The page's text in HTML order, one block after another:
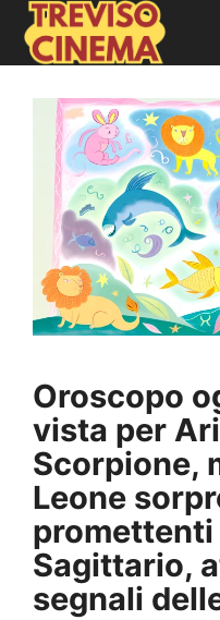
Vai
contenuto
Oroscopo
vista per
Scorpione,
Leone
Sagittario,
segnali